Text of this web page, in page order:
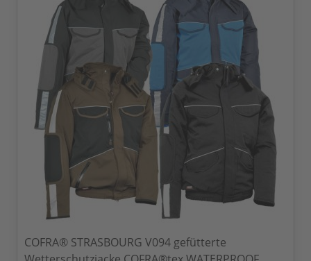
COFRA® STRASBOURG V094 gefütterte